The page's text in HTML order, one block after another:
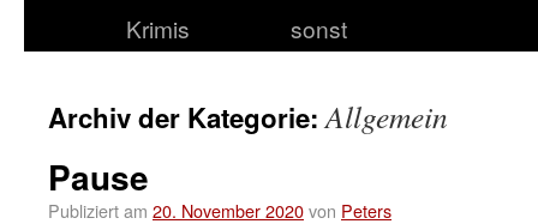
Krimis
sonst
Archiv der Kategorie:Allgemein
Pause
Publiziert am 20. November 2020von Peters